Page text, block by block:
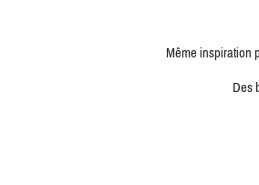
Même inspiration
Des